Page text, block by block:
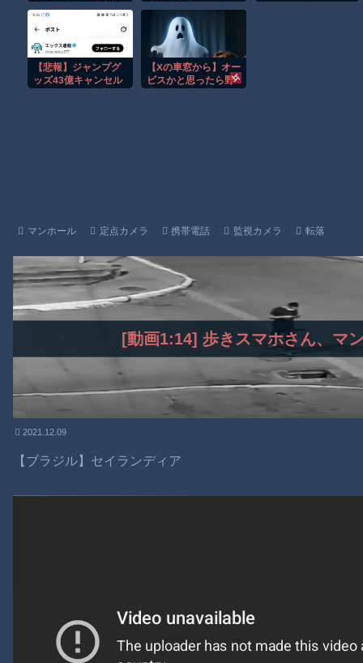
【動画】逃げる判断はやっ！埼玉でスマホ運転のプリウスに当て
【動画】よく助けられたな。岐阜の川で外国人が溺れてしまう事
渡邊渚さん「私がPTSDと診断された当時、世間はまだPTSDと
人「全体としては上
昇傾向」「これから
益々強くなる」
言われて金玉を揉ま
れる妄想してる。ど
うしてこうなっちゃ
ったの俺ら
【悲報】ジャンプグ
ッズ43億キャンセル
【Xの車窓から】オー
ビスかと思ったら野
マンホール 定点カメラ 携帯電話 監視カメラ 転落
[動画1:14] 歩きスマホさん、マ
2021.12.09
【ブラジル】セイランディア